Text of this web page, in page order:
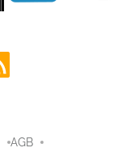
AGB